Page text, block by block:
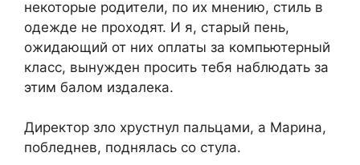
некоторые родители, по их мнению, стиль в
одежде не проходят. И я, старый пень,
ожидающий от них оплаты за компьютерный
класс, вынужден просить тебя наблюдать за
этим балом издалека.
Директор зло хрустнул пальцами, а Марина,
побледнев, поднялась со стула.